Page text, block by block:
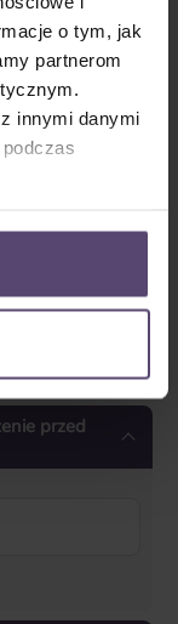
o tym, jak
partnerom
innymi danymi
przed